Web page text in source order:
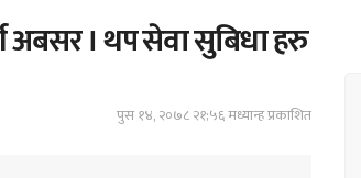
अबसर । थप सेवा सुबिधा हरु
पुस १४, २०७८ २१;५६ मध्यान्ह प्रकाशित